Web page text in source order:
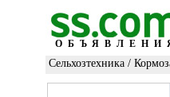
Сельхозтехника /